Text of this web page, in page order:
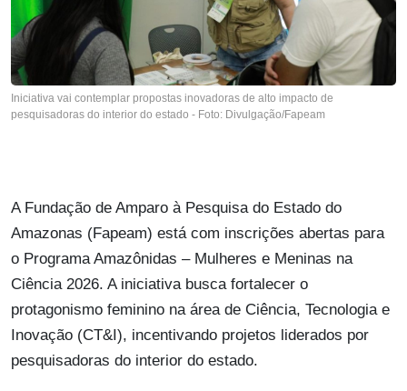
Iniciativa vai contemplar propostas inovadoras de alto impacto de
pesquisadoras do interior do estado - Foto: Divulgação/Fapeam
A Fundação de Amparo à Pesquisa do Estado do
Amazonas (Fapeam) está com inscrições abertas para
o Programa Amazônidas – Mulheres e Meninas na
Ciência 2026. A iniciativa busca fortalecer o
protagonismo feminino na área de Ciência, Tecnologia e
Inovação (CT&I), incentivando projetos liderados por
pesquisadoras do interior do estado.